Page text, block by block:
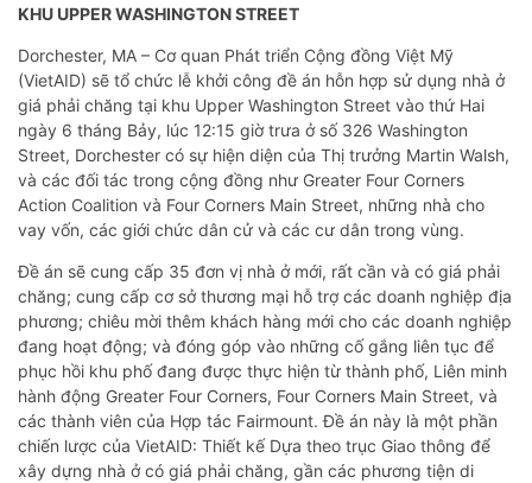
KHU UPPER WASHINGTON STREET
Dorchester, MA – Cơ quan Phát triển Cộng đồng Việt Mỹ
(VietAID) sẽ tổ chức lễ khởi công đề án hỗn hợp sử dụng nhà ở
giá phải chăng tại khu Upper Washington Street vào thứ Hai
ngày 6 tháng Bảy, lúc 12:15 giờ trưa ở số 326 Washington
Street, Dorchester có sự hiện diện của Thị trưởng Martin Walsh,
và các đối tác trong cộng đồng như Greater Four Corners
Action Coalition và Four Corners Main Street, những nhà cho
vay vốn, các giới chức dân cử và các cư dân trong vùng.
Đề án sẽ cung cấp 35 đơn vị nhà ở mới, rất cần và có giá phải
chăng; cung cấp cơ sở thương mại hỗ trợ các doanh nghiệp địa
phương; chiêu mời thêm khách hàng mới cho các doanh nghiệp
đang hoạt động; và đóng góp vào những cố gắng liên tục để
phục hồi khu phố đang được thực hiện từ thành phố, Liên minh
hành động Greater Four Corners, Four Corners Main Street, và
các thành viên của Hợp tác Fairmount. Đề án này là một phần
chiến lược của VietAID: Thiết kế Dựa theo trục Giao thông để
xây dựng nhà ở có giá phải chăng, gần các phương tiện di